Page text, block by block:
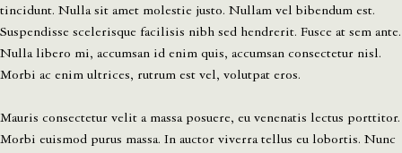
tincidunt. Nulla sit amet molestie justo. Nullam vel bibendum est.
Suspendisse scelerisque facilisis nibh sed hendrerit. Fusce at sem ante.
Nulla libero mi, accumsan id enim quis, accumsan consectetur nisl.
Morbi ac enim ultrices, rutrum est vel, volutpat eros.
Mauris consectetur velit a massa posuere, eu venenatis lectus porttitor.
Morbi euismod purus massa. In auctor viverra tellus eu lobortis. Nunc